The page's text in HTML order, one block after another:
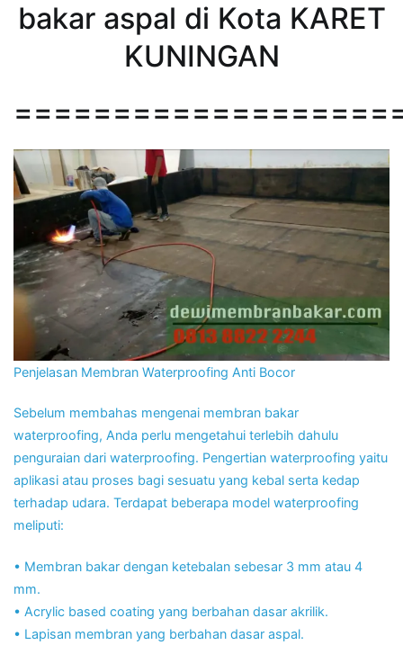
bakar aspal di Kota KARET
KUNINGAN
Penjelasan Membran Waterproofing Anti Bocor
Sebelum membahas mengenai membran bakar
waterproofing, Anda perlu mengetahui terlebih dahulu
penguraian dari waterproofing. Pengertian waterproofing yaitu
aplikasi atau proses bagi sesuatu yang kebal serta kedap
terhadap udara. Terdapat beberapa model waterproofing
meliputi:
• Membran bakar dengan ketebalan sebesar 3 mm atau 4
mm.
• Acrylic based coating yang berbahan dasar akrilik.
• Lapisan membran yang berbahan dasar aspal.